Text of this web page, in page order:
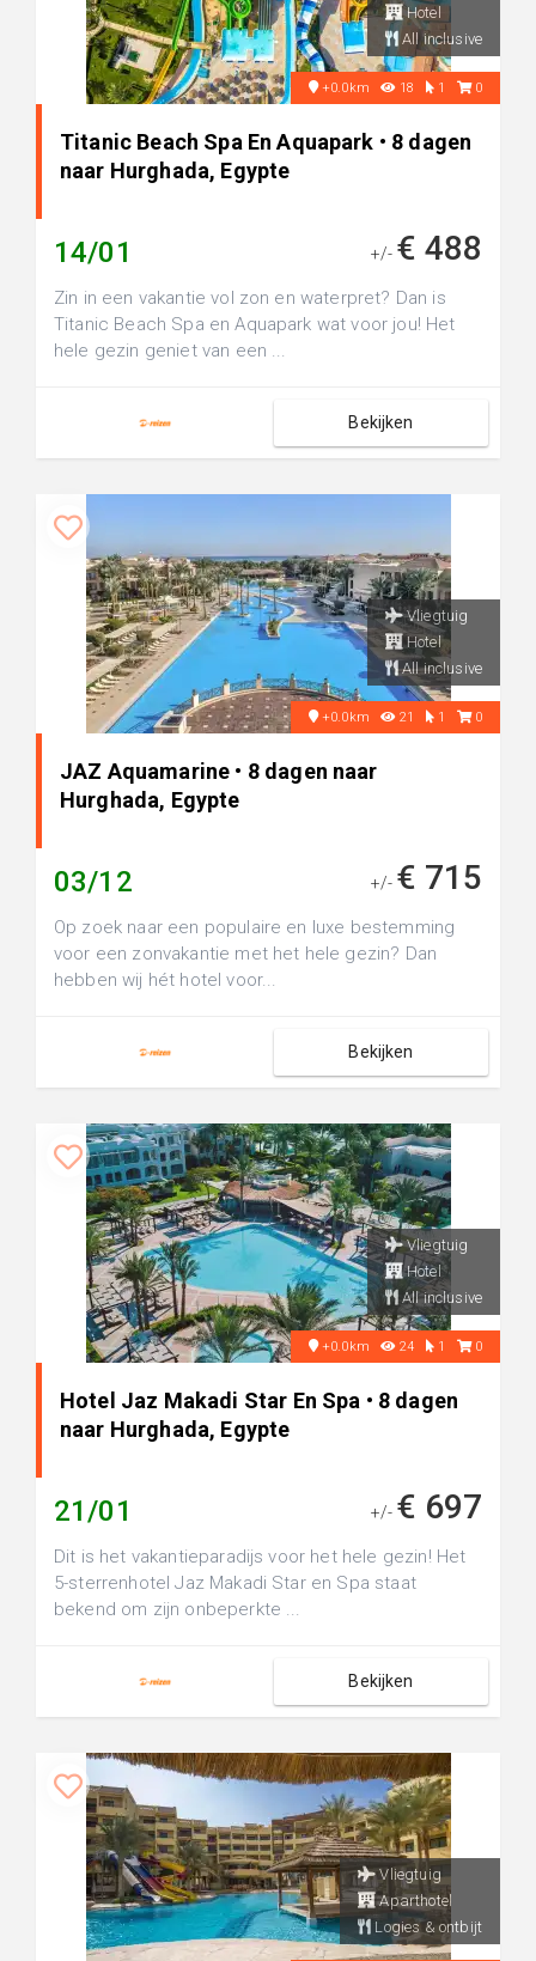
Hotel
All inclusive
+0.0km 18 1 0
Titanic Beach Spa En Aquapark • 8 dagen
naar Hurghada, Egypte
14/01 +/- € 488
Zin in een vakantie vol zon en waterpret? Dan is
Titanic Beach Spa en Aquapark wat voor jou! Het
hele gezin geniet van een ...
Bekijken
Vliegtuig
Hotel
All inclusive
+0.0km 21 1 0
JAZ Aquamarine • 8 dagen naar
Hurghada, Egypte
03/12 +/- € 715
Op zoek naar een populaire en luxe bestemming
voor een zonvakantie met het hele gezin? Dan
hebben wij hét hotel voor...
Bekijken
Vliegtuig
Hotel
All inclusive
+0.0km 24 1 0
Hotel Jaz Makadi Star En Spa • 8 dagen
naar Hurghada, Egypte
21/01 +/- € 697
Dit is het vakantieparadijs voor het hele gezin! Het
5-sterrenhotel Jaz Makadi Star en Spa staat
bekend om zijn onbeperkte ...
Bekijken
Vliegtuig
Aparthotel
Logies & ontbijt